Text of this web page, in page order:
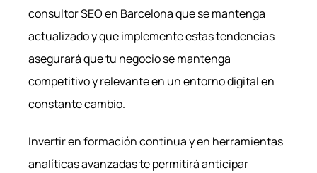
consultor SEO en Barcelona que se mantenga
actualizado y que implemente estas tendencias
asegurará que tu negocio se mantenga
competitivo y relevante en un entorno digital en
constante cambio.
Invertir en formación continua y en herramientas
analíticas avanzadas te permitirá anticipar